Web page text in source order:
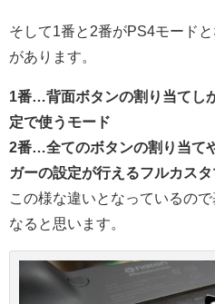
そして1番と2番がPS4モード
があります。
1番…背面ボタンの割り当てし
定で使うモード
2番…全てのボタンの割り当て
ガーの設定が行えるフルカス
この様な違いとなっているの
なると思います。